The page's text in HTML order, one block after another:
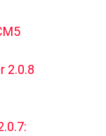
2.0.8